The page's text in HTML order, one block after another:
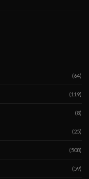
(64)
(119)
(8)
(25)
(508)
(59)